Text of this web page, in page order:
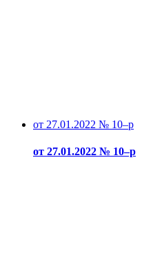
от 27.01.2022 № 10–р
от 27.01.2022 № 10–р